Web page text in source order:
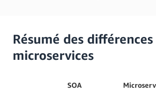
Résumé des différences
microservices
SOA